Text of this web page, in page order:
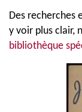
Des recherches
y voir plus clair,
bibliothèque